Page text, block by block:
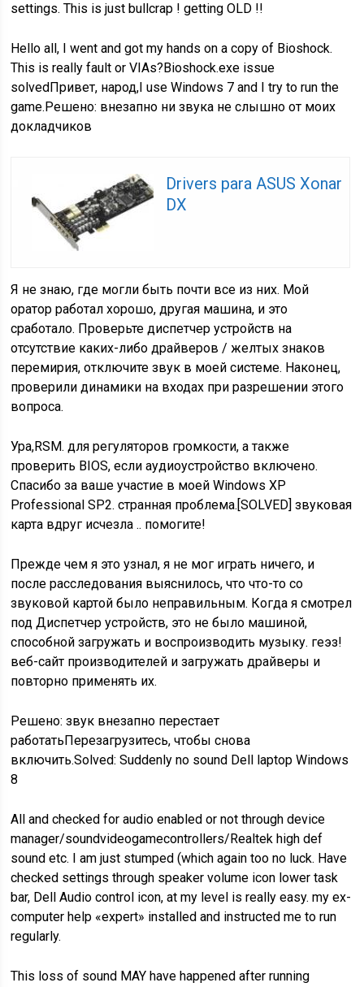
settings. This is just bullcrap ! getting OLD !!
Hello all, I went and got my hands on a copy of Bioshock.
This is really fault or VIAs?Bioshock.exe issue
solvedПривет, народ,I use Windows 7 and I try to run the
game.Решено: внезапно ни звука не слышно от моих
докладчиков
Drivers para ASUS Xonar
DX
Я не знаю, где могли быть почти все из них. Мой
оратор работал хорошо, другая машина, и это
сработало. Проверьте диспетчер устройств на
отсутствие каких-либо драйверов / желтых знаков
перемирия, отключите звук в моей системе. Наконец,
проверили динамики на входах при разрешении этого
вопроса.
Ура,RSM. для регуляторов громкости, а также
проверить BIOS, если аудиоустройство включено.
Спасибо за ваше участие в моей Windows XP
Professional SP2. странная проблема.[SOLVED] звуковая
карта вдруг исчезла .. помогите!
Прежде чем я это узнал, я не мог играть ничего, и
после расследования выяснилось, что что-то со
звуковой картой было неправильным. Когда я смотрел
под Диспетчер устройств, это не было машиной,
способной загружать и воспроизводить музыку. геэз!
веб-сайт производителей и загружать драйверы и
повторно применять их.
Решено: звук внезапно перестает
работатьПерезагрузитесь, чтобы снова
включить.Solved: Suddenly no sound Dell laptop Windows
8
All and checked for audio enabled or not through device
manager/soundvideogamecontrollers/Realtek high def
sound etc. I am just stumped (which again too no luck. Have
checked settings through speaker volume icon lower task
bar, Dell Audio control icon, at my level is really easy. my ex-
computer help «expert» installed and instructed me to run
regularly.
This loss of sound MAY have happened after running